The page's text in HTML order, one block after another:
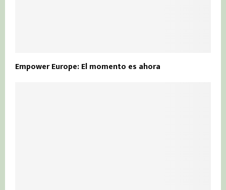
Empower Europe: El momento es ahora